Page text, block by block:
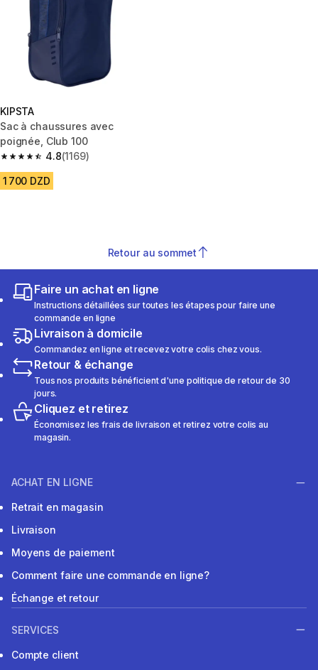
KIPSTA
Sac à chaussures avec
poignée, Club 100
4.8
4.8 out of 5 stars from 1169 reviews
(1169)
1 700 DZD
Retour au sommet
Faire un achat en ligne
Instructions détaillées sur toutes les étapes pour faire une
commande en ligne
Livraison à domicile
Commandez en ligne et recevez votre colis chez vous.
Retour & échange
Tous nos produits bénéficient d'une politique de retour de 30
jours.
Cliquez et retirez
Économisez les frais de livraison et retirez votre colis au
magasin.
ACHAT EN LIGNE
Retrait en magasin
Livraison
Moyens de paiement
Comment faire une commande en ligne?
Échange et retour
SERVICES
Compte client